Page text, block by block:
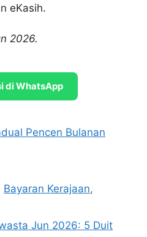
eKasih.
2026.
di WhatsApp
Pencen Bulanan
Bayaran Kerajaan,
Jun 2026: 5 Duit